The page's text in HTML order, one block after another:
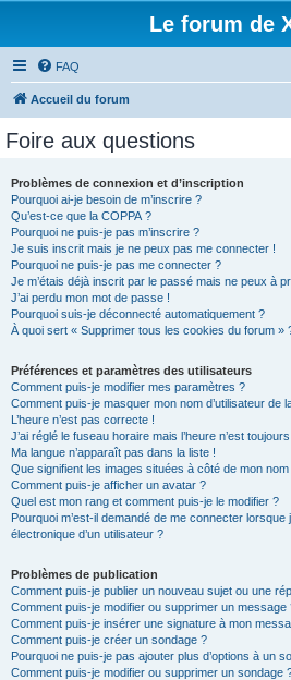
Le forum de
FAQ
Accueil du forum
Foire aux questions
Problèmes de connexion et d’inscription
Pourquoi ai-je besoin de m’inscrire ?
Qu’est-ce que la COPPA ?
Pourquoi ne puis-je pas m’inscrire ?
Je suis inscrit mais je ne peux pas me connecter !
Pourquoi ne puis-je pas me connecter ?
Je m’étais déjà inscrit par le passé mais ne peux à
J’ai perdu mon mot de passe !
Pourquoi suis-je déconnecté automatiquement ?
À quoi sert « Supprimer tous les cookies du forum »
Préférences et paramètres des utilisateurs
Comment puis-je modifier mes paramètres ?
Comment puis-je masquer mon nom d’utilisateur de
L’heure n’est pas correcte !
J’ai réglé le fuseau horaire mais l’heure n’est
Ma langue n’apparaît pas dans la liste !
Que signifient les images situées à côté de mon nom
Comment puis-je afficher un avatar ?
Quel est mon rang et comment puis-je le modifier ?
Pourquoi m’est-il demandé de me connecter
électronique d’un utilisateur ?
Problèmes de publication
Comment puis-je publier un nouveau sujet ou une
Comment puis-je modifier ou supprimer un message
Comment puis-je insérer une signature à mon
Comment puis-je créer un sondage ?
Pourquoi ne puis-je pas ajouter plus d’options à un
Comment puis-je modifier ou supprimer un sondage